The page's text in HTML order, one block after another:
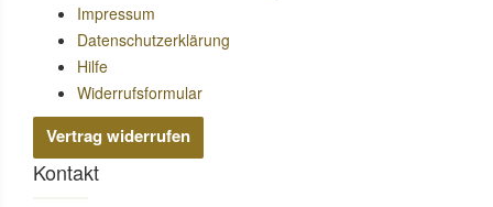
Impressum
Datenschutzerklärung
Hilfe
Widerrufsformular
Vertrag widerrufen
Kontakt